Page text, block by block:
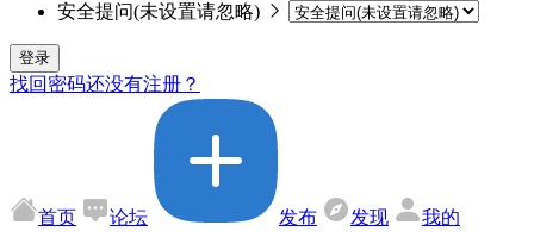
安全提问(未设置请忽略)
登录
找回密码还没有注册？
首页 论坛 发布 发现 我的